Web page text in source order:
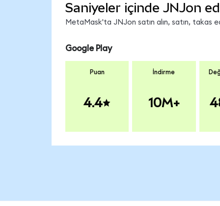
Saniyeler içinde JNJon
MetaMask'ta JNJon satın alın, satın, takas
Google Play
Puan
4.4
İndirme
10M+